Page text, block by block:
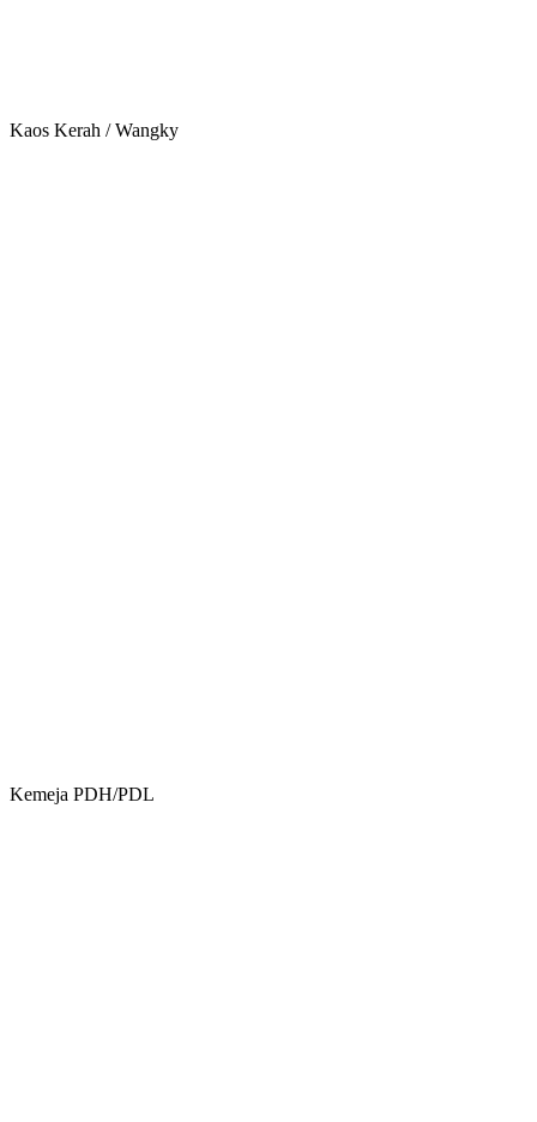
Kaos Kerah / Wangky
Kemeja PDH/PDL